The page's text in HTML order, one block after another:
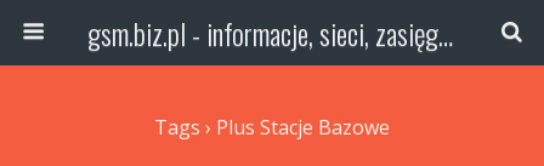
gsm.biz.pl - informacje, sieci, zasięg technologie
Tags › Plus Stacje Bazowe